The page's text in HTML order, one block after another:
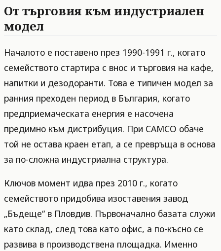
От търговия към индустриален
модел
Началото е поставено през 1990-1991 г., когато
семейството стартира с внос и търговия на кафе,
напитки и дезодоранти. Това е типичен модел за
ранния преходен период в България, когато
предприемаческата енергия е насочена
предимно към дистрибуция. При CAMCO обаче
той не остава краен етап, а се превръща в основа
за по-сложна индустриална структура.
Ключов момент идва през 2010 г., когато
семейството придобива изоставения завод
„Бъдеще“ в Пловдив. Първоначално базата служи
като склад, след това като офис, а по-късно се
развива в производствена площадка. Именно